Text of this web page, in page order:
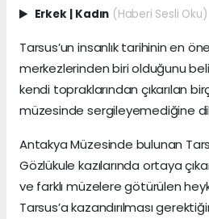
Erkek | Kadın (Haberi Sesli Oku)
Tarsus’un insanlık tarihinin en
merkezlerinden biri olduğunu
kendi topraklarından çıkarılan
müzesinde sergileyemediğine
Antakya Müzesinde bulunan
Gözlükule kazılarında ortaya
ve farklı müzelere götürülen
Tarsus’a kazandırılması